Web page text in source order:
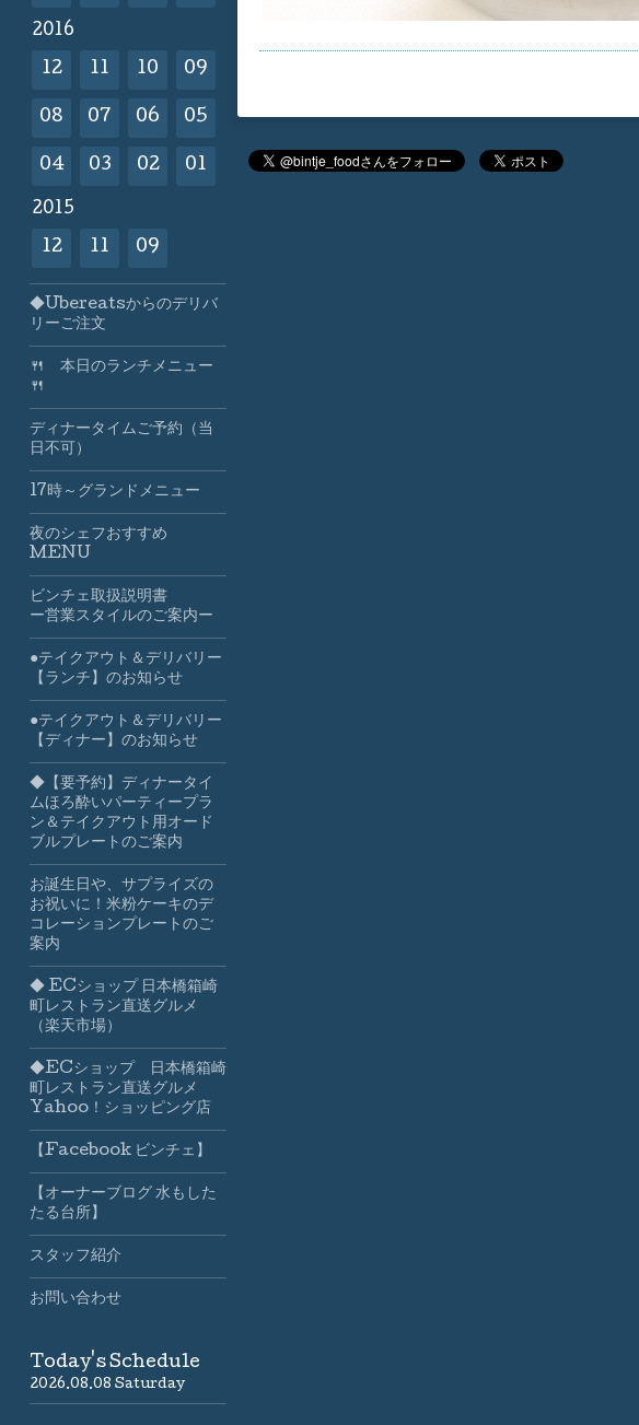
2016
12 11 10 09
08 07 06 05
04 03 02 01
2015
12 11 09
◆Ubereatsからのデリバ
リーご注文
🍴 本日のランチメニュー
🍴
ディナータイムご予約（当
日不可）
17時～グランドメニュー
夜のシェフおすすめ
MENU
ビンチェ取扱説明書
ー営業スタイルのご案内ー
●テイクアウト＆デリバリー
【ランチ】のお知らせ
●テイクアウト＆デリバリー
【ディナー】のお知らせ
◆【要予約】ディナータイ
ムほろ酔いパーティープラ
ン＆テイクアウト用オード
ブルプレートのご案内
お誕生日や、サプライズの
お祝いに！米粉ケーキのデ
コレーションプレートのご
案内
◆ ECショップ 日本橋箱崎
町レストラン直送グルメ
（楽天市場）
◆ECショップ 日本橋箱崎
町レストラン直送グルメ
Yahoo！ショッピング店
【Facebook ビンチェ】
【オーナーブログ 水もした
たる台所】
スタッフ紹介
お問い合わせ
Today's Schedule
2026.08.08 Saturday